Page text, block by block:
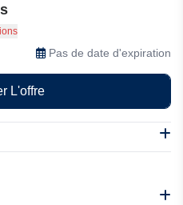
Logiciel SaaS
Pas de date d'expiration
L'offre